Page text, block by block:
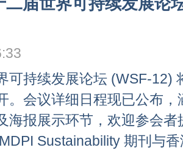
二届世界可持续发展论
可持续发展论坛 (WSF-12)
。会议详细日程现已公布
海报展示环节，欢迎参会
Sustainability 期刊与